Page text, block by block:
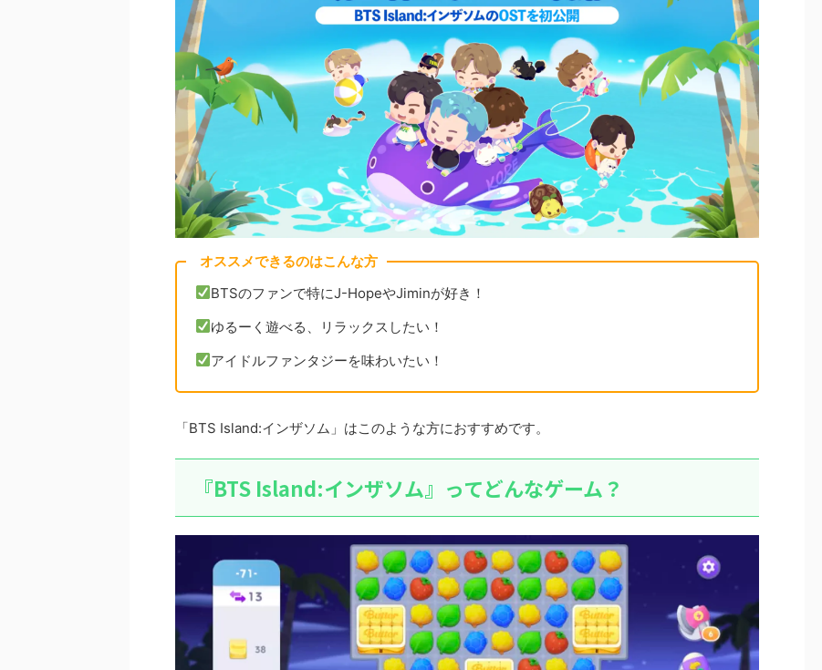
オススメできるのはこんな方
BTSのファンで特にJ-HopeやJiminが好き！
ゆるーく遊べる、リラックスしたい！
アイドルファンタジーを味わいたい！
「BTS Island:インザソム」はこのような方におすすめです。
『BTS Island:インザソム』ってどんなゲーム？